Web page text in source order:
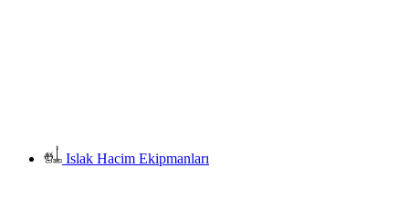
Islak Hacim Ekipmanları